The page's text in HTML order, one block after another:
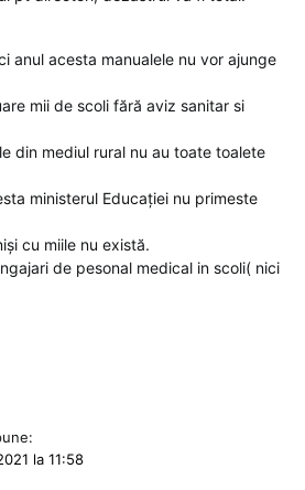
anul acesta manualele nu vor ajunge
mii de scoli fără aviz sanitar si
din mediul rural nu au toate toalete
ministerul Educației nu primeste
cu miile nu există.
de pesonal medical in scoli( nici
la 11:58